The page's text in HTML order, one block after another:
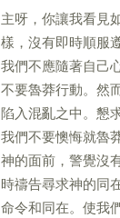
主呀，你讓我看見
樣，沒有即時順服
我們不應隨著自己
不要魯莽行動。然
陷入混亂之中。懇
我們不要懊悔就魯
神的面前，警覺沒
時禱告尋求神的同
命令和同在。使我